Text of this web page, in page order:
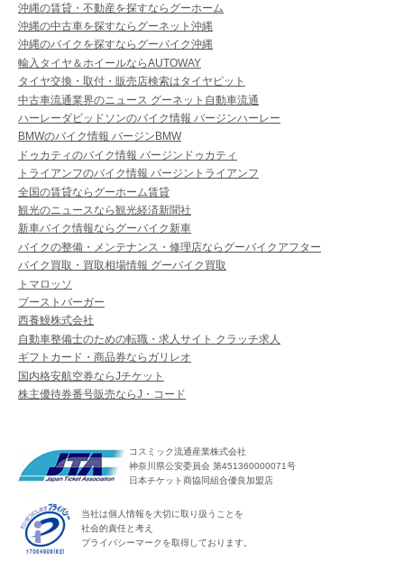
沖縄の賃貸・不動産を探すならグーホーム
沖縄の中古車を探すならグーネット沖縄
沖縄のバイクを探すならグーバイク沖縄
輸入タイヤ＆ホイールならAUTOWAY
タイヤ交換・取付・販売店検索はタイヤピット
中古車流通業界のニュース グーネット自動車流通
ハーレーダビッドソンのバイク情報 バージンハーレー
BMWのバイク情報 バージンBMW
ドゥカティのバイク情報 バージンドゥカティ
トライアンフのバイク情報 バージントライアンフ
全国の賃貸ならグーホーム賃貸
観光のニュースなら観光経済新聞社
新車バイク情報ならグーバイク新車
バイクの整備・メンテナンス・修理店ならグーバイクアフター
バイク買取・買取相場情報 グーバイク買取
トマロッソ
ブーストバーガー
西養鰻株式会社
自動車整備士のための転職・求人サイト クラッチ求人
ギフトカード・商品券ならガリレオ
国内格安航空券ならJチケット
株主優待券番号販売ならJ・コード
コスミック流通産業株式会社
神奈川県公安委員会 第451360000071号
日本チケット商協同組合優良加盟店
当社は個人情報を大切に取り扱うことを
社会的責任と考え
プライバシーマークを取得しております。